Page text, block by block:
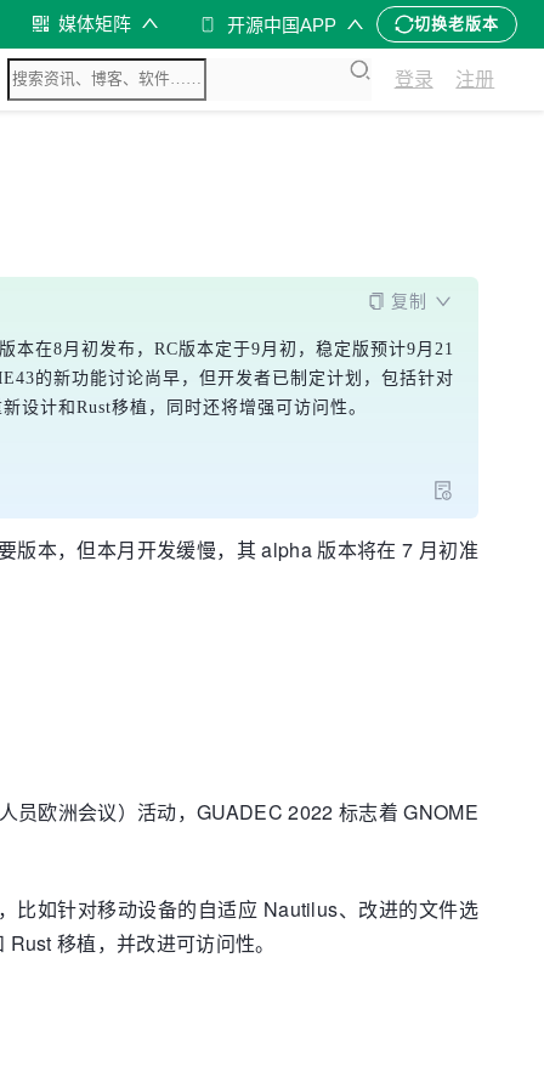
媒体矩阵 开源中国APP 切换老版本
登录 注册
复制
本在8月初发布，RC版本定于9月初，稳定版预计9月21
的新功能讨论尚早，但开发者已制定计划，包括针对
设计和Rust移植，同时还将增强可访问性。
版本，但本月开发缓慢，其 alpha 版本将在 7 月初准
员欧洲会议）活动，GUADEC 2022 标志着 GNOME
，比如针对移动设备的自适应 Nautilus、改进的文件选
移植，并改进可访问性。